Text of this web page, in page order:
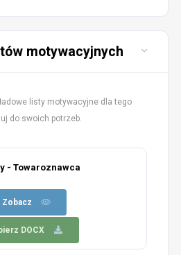
motywacyjnych
listy motywacyjne dla tego
do swoich potrzeb.
- Towaroznawca
Zobacz
DOCX